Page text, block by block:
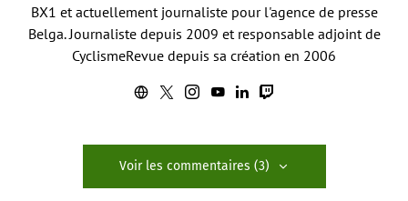
BX1 et actuellement journaliste pour l'agence de presse
Belga. Journaliste depuis 2009 et responsable adjoint de
CyclismeRevue depuis sa création en 2006
Voir les commentaires (3)